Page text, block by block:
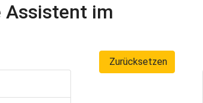
Assistent im
Zurücksetzen